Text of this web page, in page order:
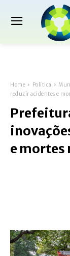
Home Política
reduzir acidentes e
e